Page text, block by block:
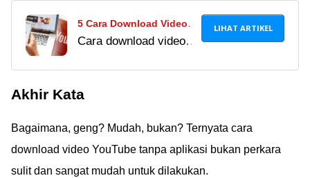
5 Cara Download Video
YouTube Di Android,
Cara download video
terbaru 2022 ternyata
Bahkan, kamu juga
bisa tanpa
menggunakan aplikasi,
LIHAT ARTIKEL
Akhir Kata
Bagaimana, geng? Mudah, bukan? Ternyata cara
download video YouTube tanpa aplikasi bukan perkara
sulit dan sangat mudah untuk dilakukan.